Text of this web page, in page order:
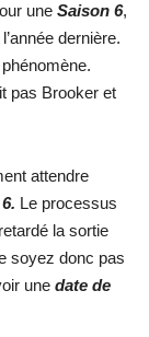
une Saison 6,
dernière.
pas Brooker et
attendre
Le processus
la sortie
soyez donc pas
une date de